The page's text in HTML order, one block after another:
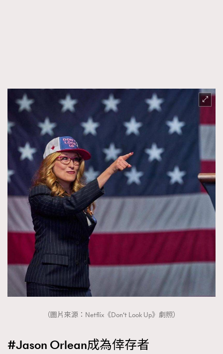
（圖片來源：Netflix《Don‘t Look Up》劇照）
#Jason Orlean成為倖存者